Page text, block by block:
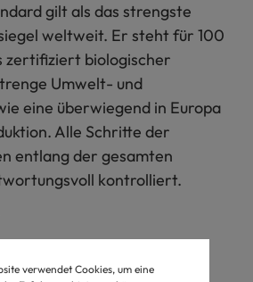
gilt als das strengste
weltweit. Er steht für 100
zertifiziert biologischer
Umwelt- und
eine überwiegend in Europa
Alle Schritte der
entlang der gesamten
kontrolliert.
verwendet Cookies, um eine